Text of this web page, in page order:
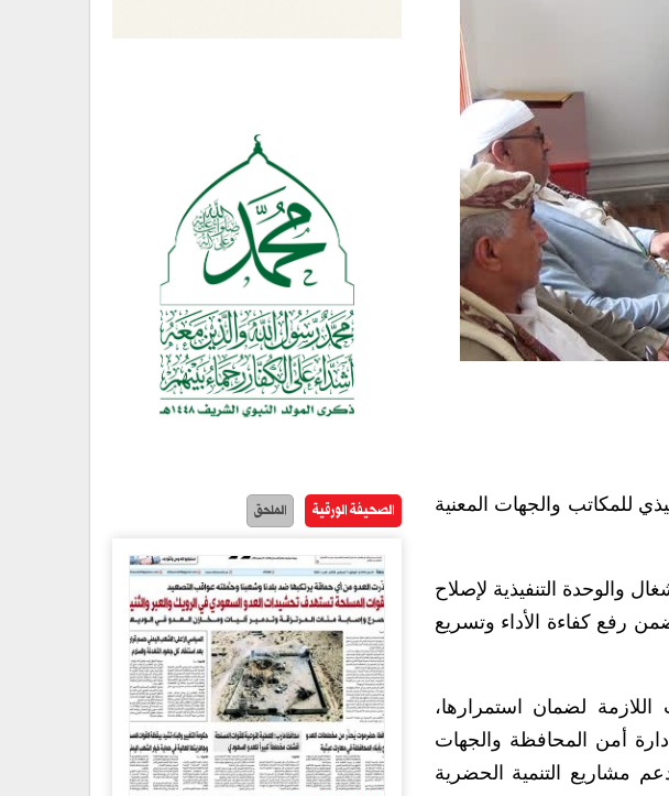
للمكاتب والجهات المعنية
والوحدة التنفيذية لإصلاح
رفع كفاءة الأداء وتسريع
لضمان استمرارها،
أمن المحافظة والجهات
مشاريع التنمية الحضرية
الصحيفة الورقية الملحق